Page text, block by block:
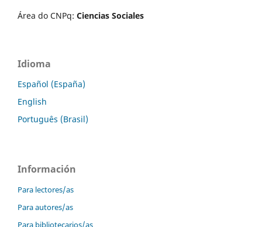
Área do CNPq: Ciencias Sociales
Idioma
Español (España)
English
Português (Brasil)
Información
Para lectores/as
Para autores/as
Para bibliotecarios/as